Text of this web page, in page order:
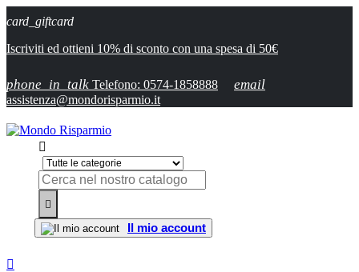
card_giftcard
Iscriviti ed ottieni 10% di sconto con una spesa di 50€
phone_in_talk Telefono: 0574-1858888 email
assistenza@mondorisparmio.it


Il mio account
